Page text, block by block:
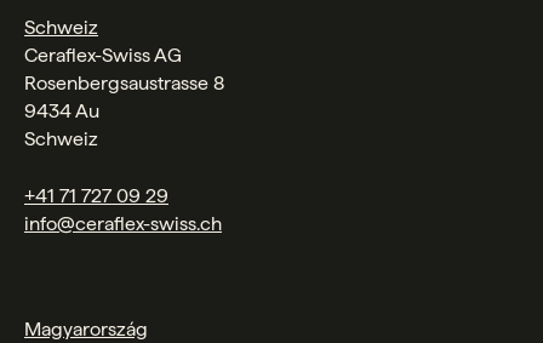
Schweiz
Ceraflex-Swiss AG
Rosenbergsaustrasse 8
9434 Au
Schweiz
+41 71 727 09 29
info@ceraflex-swiss.ch
Magyarország